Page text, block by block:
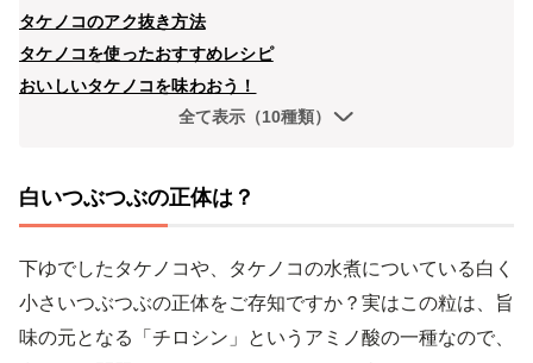
タケノコのアク抜き方法
タケノコを使ったおすすめレシピ
おいしいタケノコを味わおう！
全て表示（10種類）
白いつぶつぶの正体は？
下ゆでしたタケノコや、タケノコの水煮についている白く
小さいつぶつぶの正体をご存知ですか？実はこの粒は、旨
味の元となる「チロシン」というアミノ酸の一種なので、